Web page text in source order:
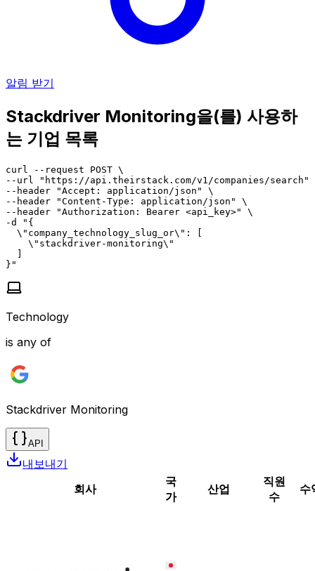
알림 받기
Stackdriver Monitoring을(를) 사용하
는 기업 목록
curl --request POST \
--url "https://api.theirstack.com/v1/companies/search"
--header "Accept: application/json" \
--header "Content-Type: application/json" \
--header "Authorization: Bearer <api_key>" \
-d "{
  \"company_technology_slug_or\": [
    \"stackdriver-monitoring\"
  ]
}"
Technology
is any of
Stackdriver Monitoring
API
내보내기
회사
국
가
산업
직원
수
수